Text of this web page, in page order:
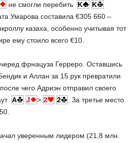
не смогли перебить K
K
Умарова составила €305 660 –
казаха, особенно учитывая тот
ему стоило всего €10.
фрнацуза Герреро. Оставшись
и Аллан за 15 рук превратили
чего Адриэн отправил своего
A J > 2 2
. За третье место
уверенным лидером (21,8 млн.